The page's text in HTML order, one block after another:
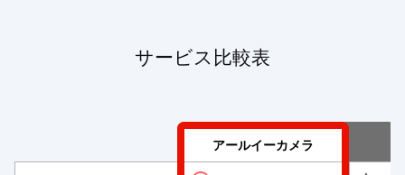
サービス比較表
アールイーカメラ